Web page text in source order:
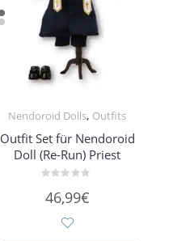
Nendoroid Dolls, Outfits
Outfit Set für Nendoroid
Doll (Re-Run) Priest
mit
46,99€